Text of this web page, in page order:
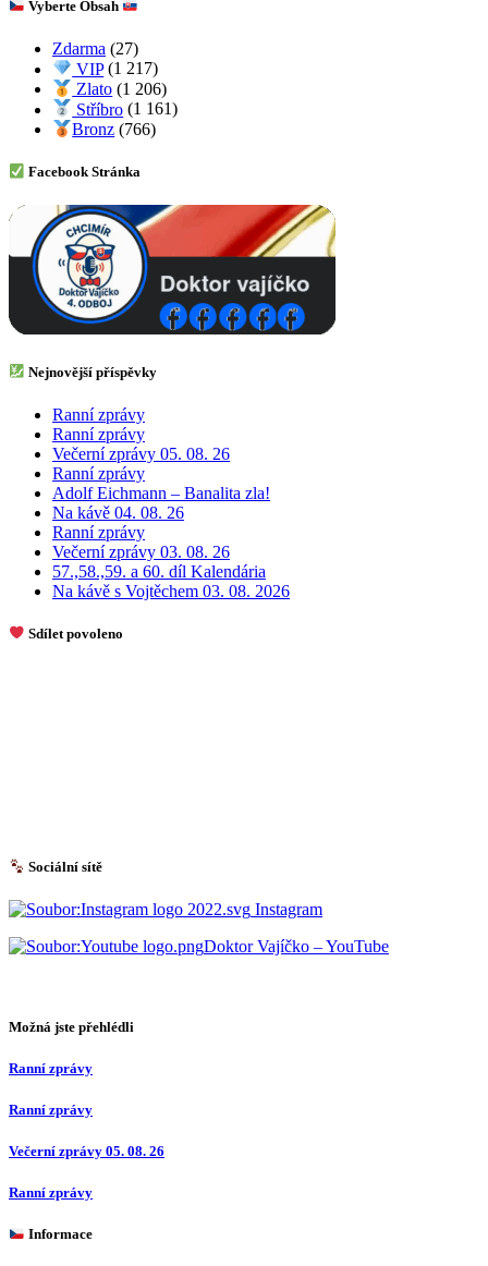
Vyberte Obsah
Zdarma (27)
VIP(1 217)
Zlato (1 206)
Stříbro (1 161)
Bronz (766)
Facebook Stránka
Nejnovější příspěvky
Ranní zprávy
Ranní zprávy
Večerní zprávy 05. 08. 26
Ranní zprávy
Adolf Eichmann – Banalita zla!
Na kávě 04. 08. 26
Ranní zprávy
Večerní zprávy 03. 08. 26
57.,58.,59. a 60. díl Kalendária
Na kávě s Vojtěchem 03. 08. 2026
Sdílet povoleno
Sociální sítě
Instagram
Doktor Vajíčko – YouTube
Možná jste přehlédli
Ranní zprávy
Ranní zprávy
Večerní zprávy 05. 08. 26
Ranní zprávy
Informace